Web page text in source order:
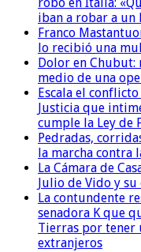
robo en Italia:
iban a robar a un
Franco
lo recibió una
Dolor en Chubut:
medio de una
Escala el
Justicia que
cumple la Ley de
Pedradas,
la marcha contra
La Cámara de
Julio de Vido y
La contundente
senadora K que
Tierras por tener
extranjeros